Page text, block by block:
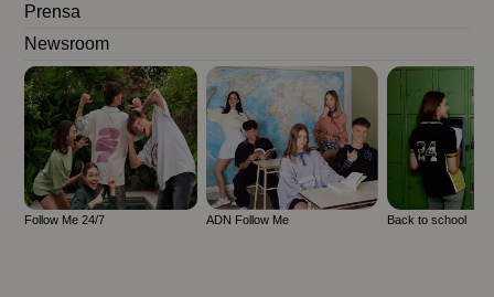
Prensa
Newsroom
Follow Me 24/7 ADN Follow Me Back to school